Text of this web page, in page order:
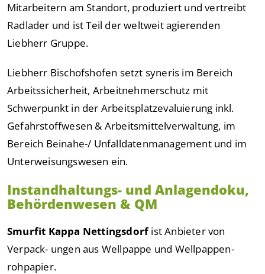
Mitarbeitern am Standort, produziert und vertreibt
Radlader und ist Teil der weltweit agierenden
Liebherr Gruppe.
Liebherr Bischofshofen setzt syneris im Bereich
Arbeitssicherheit, Arbeitnehmerschutz mit
Schwerpunkt in der Arbeitsplatzevaluierung inkl.
Gefahrstoffwesen & Arbeitsmittelverwaltung, im
Bereich Beinahe-/ Unfalldatenmanagement und im
Unterweisungswesen ein.
Instandhaltungs- und Anlagendoku,
Behördenwesen & QM
Smurfit Kappa Nettingsdorfist Anbieter von
Verpack- ungen aus Wellpappe und Wellpappen-
rohpapier.